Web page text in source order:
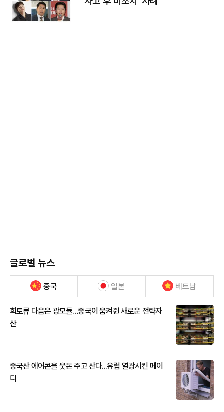
글로벌 뉴스
중국 일본 베트남
희토류 다음은 광모듈…중국이 움켜쥔 새로운 전략자
산
중국산 에어콘을 웃돈 주고 산다...유럽 열광시킨 메이
디